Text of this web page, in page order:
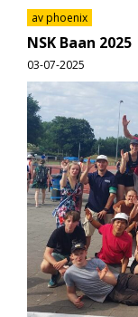
av phoenix
NSK Baan 2025
03-07-2025